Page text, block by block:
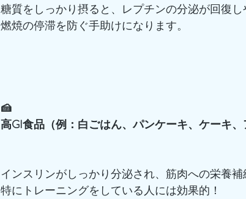
糖質をしっかり摂ると、レプチンの分泌が回復
燃焼の停滞を防ぐ手助けになります。
🍰
高GI食品（例：白ごはん、パンケーキ、ケーキ、
インスリンがしっかり分泌され、筋肉への栄養
特にトレーニングをしている人には効果的！